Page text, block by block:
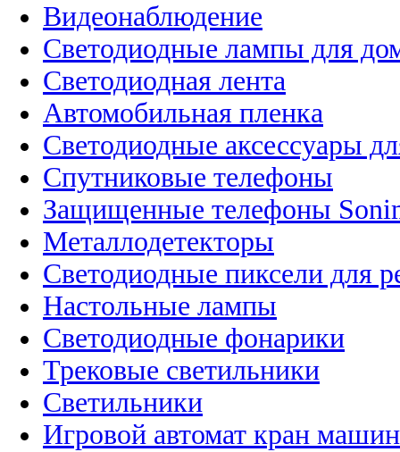
Видеонаблюдение
Светодиодные лампы для
Светодиодная лента
Автомобильная пленка
Светодиодные аксессуары
Спутниковые телефоны
Защищенные телефоны
Металлодетекторы
Светодиодные пиксели для
Настольные лампы
Светодиодные фонарики
Трековые светильники
Светильники
Игровой автомат кран